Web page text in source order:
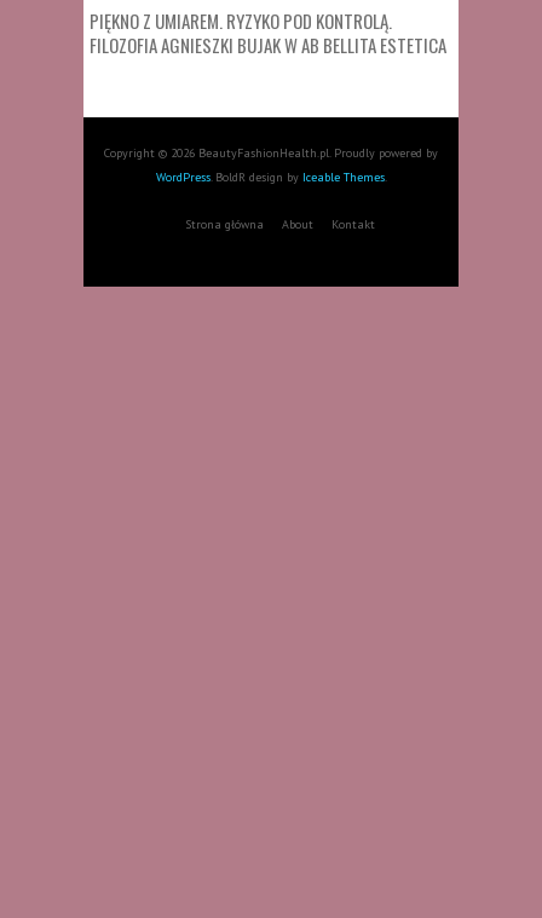
PIĘKNO Z UMIAREM. RYZYKO POD KONTROLĄ.
FILOZOFIA AGNIESZKI BUJAK W AB BELLITA ESTETICA
Copyright © 2026 BeautyFashionHealth.pl. Proudly powered by
WordPress. BoldR design by Iceable Themes.
Strona główna About Kontakt